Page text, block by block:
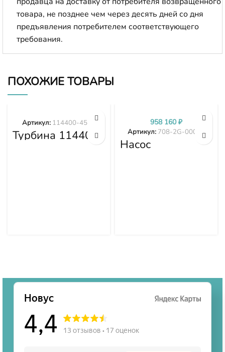
товара, не позднее чем через десять дней со дня
предъявления потребителем соответствующего
требования.
ПОХОЖИЕ ТОВАРЫ
Турбина 114400-
4577
Артикул: 114400-4577
Насос
гидравлики
Артикул: 708-2G-00024
958 160₽